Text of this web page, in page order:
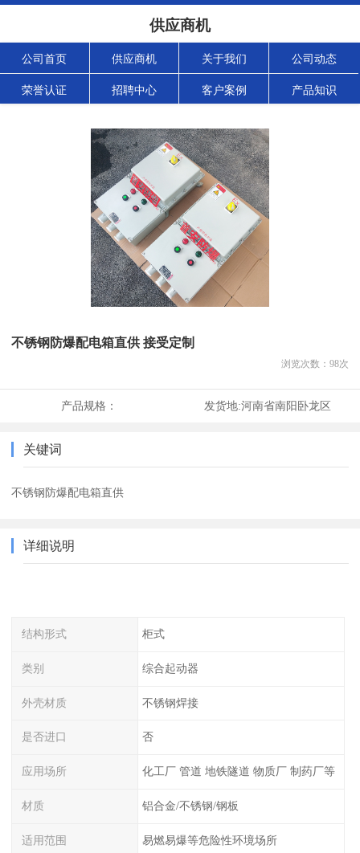
供应商机
公司首页 供应商机 关于我们 公司动态
荣誉认证 招聘中心 客户案例 产品知识
不锈钢防爆配电箱直供 接受定制
浏览次数： 98次
产品规格： 发货地:河南省南阳卧龙区
关键词
不锈钢防爆配电箱直供
详细说明
结构形式 柜式
类别 综合起动器
外壳材质 不锈钢焊接
是否进口 否
应用场所 化工厂 管道 地铁隧道 物质厂 制药厂等
材质 铝合金/不锈钢/钢板
适用范围 易燃易爆等危险性环境场所